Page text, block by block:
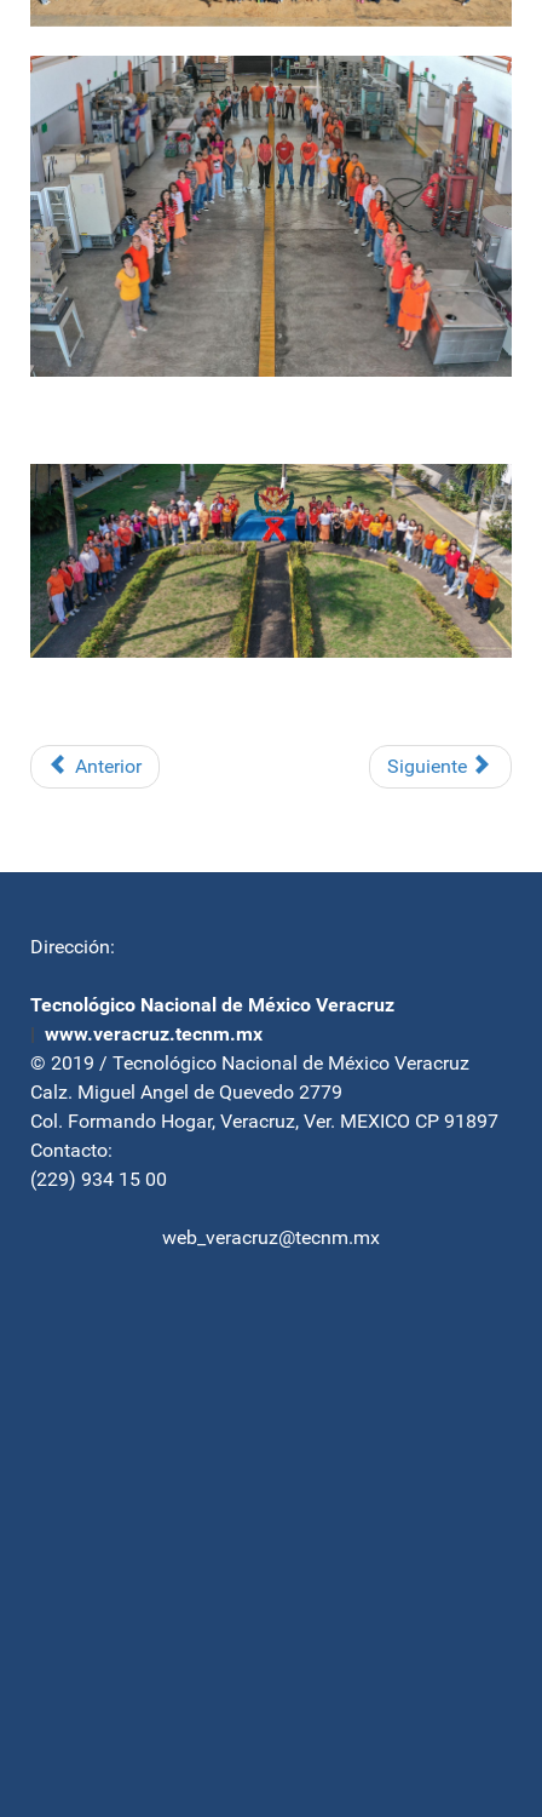
Anterior Siguiente
Dirección:
Tecnológico Nacional de México Veracruz
| www.veracruz.tecnm.mx
© 2019 / Tecnológico Nacional de México Veracruz
Calz. Miguel Angel de Quevedo 2779
Col. Formando Hogar, Veracruz, Ver. MEXICO CP 91897
Contacto:
(229) 934 15 00
web_veracruz@tecnm.mx